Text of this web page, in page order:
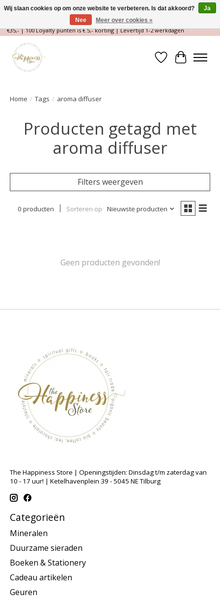
Magische Conceptstore, Edelstenen & Spirituele winkel | Gratis verzending >
€35,- | 100 Loyalty punten is € 5,- korting | Levertijd 1-2 werkdagen
Verlanglijst
Home / Tags / aroma diffuser
Producten getagd met
aroma diffuser
Filters weergeven
0 producten Sorteren op Nieuwste producten
Geen producten gevonden!
The Happiness Store | Openingstijden: Dinsdag t/m zaterdag van
10 - 17 uur! | Ketelhavenplein 39 - 5045 NE Tilburg
Categorieën
Mineralen
Duurzame sieraden
Boeken & Stationery
Cadeau artikelen
Geuren
Wij slaan cookies op om onze website te verbeteren. Is dat akkoord?
Ja
Nee
Meer over cookies »